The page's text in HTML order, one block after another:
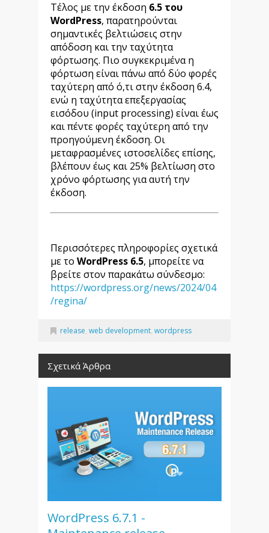
Τέλος με την έκδοση 6.5 του
WordPress, παρατηρούνται
σημαντικές βελτιώσεις στην
απόδοση και την ταχύτητα
φόρτωσης. Πιο συγκεκριμένα η
φόρτωση είναι πάνω από δύο φορές
ταχύτερη από ό,τι στην έκδοση 6.4,
ενώ η ταχύτητα επεξεργασίας
εισόδου (input processing) είναι έως
και πέντε φορές ταχύτερη από την
προηγούμενη έκδοση. Οι
μεταφρασμένες ιστοσελίδες επίσης,
βλέπουν έως και 25% βελτίωση στο
χρόνο φόρτωσης για αυτή την
έκδοση.
Περισσότερες πληροφορίες σχετικά
με το WordPress 6.5, μπορείτε να
βρείτε στον παρακάτω σύνδεσμο:
https://wordpress.org/news/2024/04
/regina/
release, web development, wordpress
Σχετικά Άρθρα
WordPress 6.7.1 -